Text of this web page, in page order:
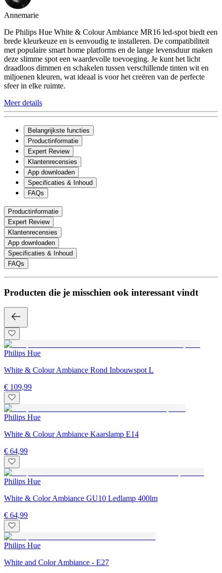
Annemarie
De Philips Hue White & Colour Ambiance MR16 led-spot biedt een
brede kleurkeuze en is eenvoudig te installeren. De compatibiliteit
met populaire smart home platforms en de lange levensduur maken
deze slimme spot een waardevolle toevoeging. Je kunt het licht
draadloos dimmen en schakelen tussen verschillende tinten wit en
miljoenen kleuren, wat ideaal is voor het creëren van de perfecte
sfeer in elke ruimte.
Meer details
Belangrijkste functies
Productinformatie
Expert Review
Klantenrecensies
App downloaden
Specificaties & Inhoud
FAQs
Productinformatie
Expert Review
Klantenrecensies
App downloaden
Specificaties & Inhoud
FAQs
Producten die je misschien ook interessant vindt
Philips Hue
White & Colour Ambiance Rond Inbouwspot L
€ 109,99
Philips Hue
White & Colour Ambiance Kaarslamp E14
€ 64,99
Philips Hue
White & Color Ambiance GU10 Ledlamp 400lm
€ 64,99
Philips Hue
White and Color Ambiance - E27